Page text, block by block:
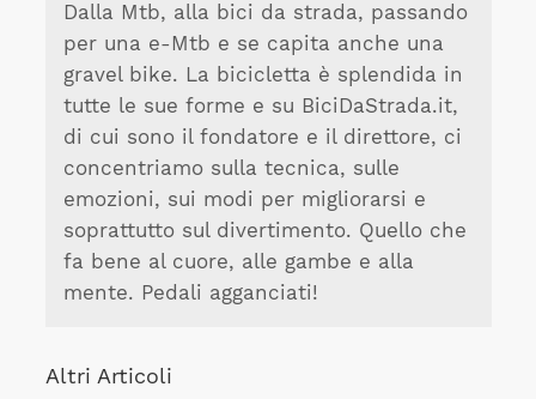
Dalla Mtb, alla bici da strada, passando
per una e-Mtb e se capita anche una
gravel bike. La bicicletta è splendida in
tutte le sue forme e su BiciDaStrada.it,
di cui sono il fondatore e il direttore, ci
concentriamo sulla tecnica, sulle
emozioni, sui modi per migliorarsi e
soprattutto sul divertimento. Quello che
fa bene al cuore, alle gambe e alla
mente. Pedali agganciati!
Altri Articoli